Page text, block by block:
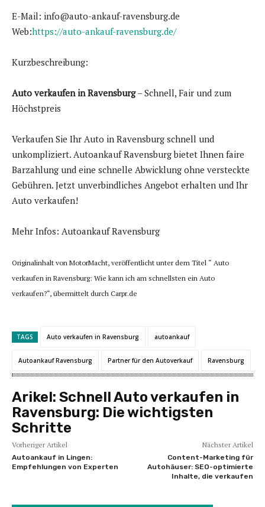
E-Mail: info@auto-ankauf-ravensburg.de
Web:https://auto-ankauf-ravensburg.de/
Kurzbeschreibung:
Auto verkaufen in Ravensburg– Schnell, Fair und zum
Höchstpreis
Verkaufen Sie Ihr Auto in Ravensburg schnell und
unkompliziert. Autoankauf Ravensburg bietet Ihnen faire
Barzahlung und eine schnelle Abwicklung ohne versteckte
Gebühren. Jetzt unverbindliches Angebot erhalten und Ihr
Auto verkaufen!
Mehr Infos: Autoankauf Ravensburg
Originalinhalt von MotorMacht, veröffentlicht unter dem Titel “ Auto
verkaufen in Ravensburg: Wie kann ich am schnellsten ein Auto
verkaufen?“, übermittelt durch Carpr.de
TAGS Auto verkaufen in Ravensburg autoankauf
Autoankauf Ravensburg Partner für den Autoverkauf Ravensburg
Arikel: Schnell Auto verkaufen in
Ravensburg: Die wichtigsten
Schritte
Vorheriger Artikel
Autoankauf in Lingen:
Empfehlungen von Experten
Nächster Artikel
Content-Marketing für
Autohäuser: SEO-optimierte
Inhalte, die verkaufen